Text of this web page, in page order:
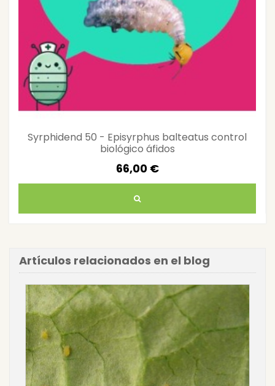
Syrphidend 50 - Episyrphus balteatus control
biológico áfidos
66,00 €
Artículos relacionados en el blog